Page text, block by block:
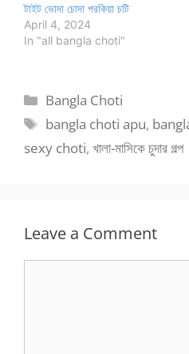
টাইট ভোদা চোদা পরকিয়া চটি
April 4, 2024
In "all bangla choti"
Categories
Bangla Choti
Tags
bangla choti apu,
sexy choti, খালা-মাসিকে চুদার গল্প
Leave a Comment